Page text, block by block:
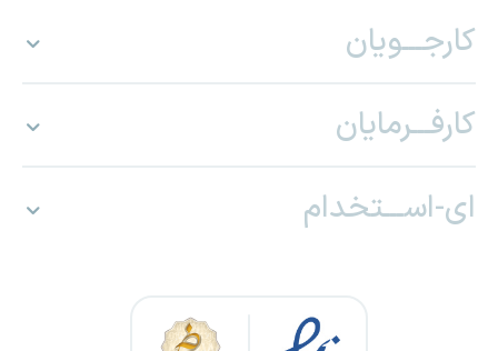
کارجـــویان
کارفـــرمایان
ای-اســـتخدام